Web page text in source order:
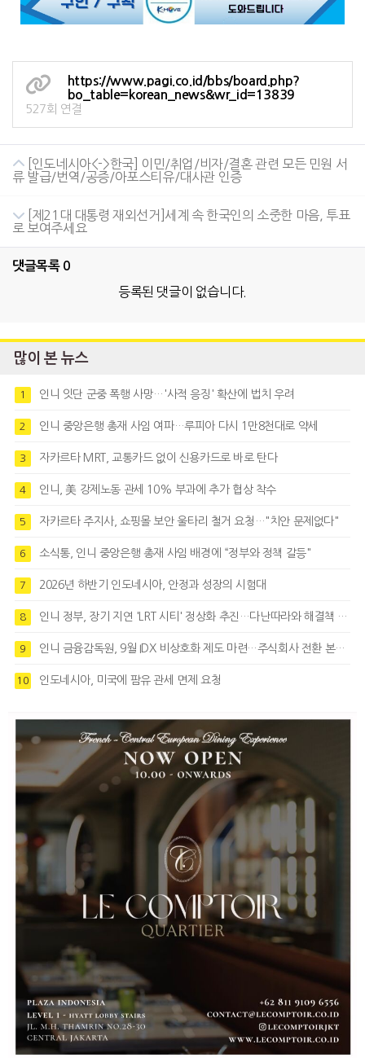
https://www.pagi.co.id/bbs/board.php?
bo_table=korean_news&wr_id=13839
527회 연결
[인도네시아<->한국] 이민/취업/비자/결혼 관련 모든 민원 서
류 발급/번역/공증/아포스티유/대사관 인증
[제21대 대통령 재외선거]세계 속 한국인의 소중한 마음, 투표
로 보여주세요
댓글목록 0
등록된 댓글이 없습니다.
많이 본 뉴스
1 인니 잇단 군중 폭행 사망…'사적 응징' 확산에 법치 우려
2 인니 중앙은행 총재 사임 여파…루피아 다시 1만8천대로 약세
3 자카르타 MRT, 교통카드 없이 신용카드로 바로 탄다
4 인니, 美 강제노동 관세 10% 부과에 추가 협상 착수
5 자카르타 주지사, 쇼핑몰 보안 울타리 철거 요청…"치안 문제없다"
6 소식통, 인니 중앙은행 총재 사임 배경에 “정부와 정책 갈등"
7 2026년 하반기 인도네시아, 안정과 성장의 시험대
8 인니 정부, 장기 지연 'LRT 시티' 정상화 추진…다난따라와 해결책 모색
9 인니 금융감독원, 9월 IDX 비상호화 제도 마련…주식회사 전환 본격화
10 인도네시아, 미국에 팜유 관세 면제 요청